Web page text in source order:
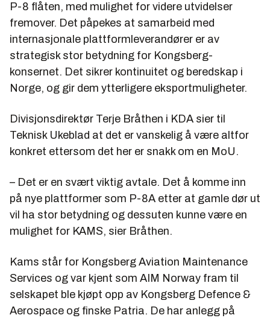
P-8 flåten, med mulighet for videre utvidelser
fremover. Det påpekes at samarbeid med
internasjonale plattformleverandører er av
strategisk stor betydning for Kongsberg-
konsernet. Det sikrer kontinuitet og beredskap i
Norge, og gir dem ytterligere eksportmuligheter.
Divisjonsdirektør Terje Bråthen i KDA sier til
Teknisk Ukeblad at det er vanskelig å være altfor
konkret ettersom det her er snakk om en MoU.
– Det er en svært viktig avtale. Det å komme inn
på nye plattformer som P-8A etter at gamle dør ut
vil ha stor betydning og dessuten kunne være en
mulighet for KAMS, sier Bråthen.
Kams står for Kongsberg Aviation Maintenance
Services og var kjent som AIM Norway fram til
selskapet ble kjøpt opp av Kongsberg Defence &
Aerospace og finske Patria. De har anlegg på